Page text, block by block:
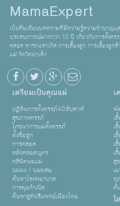
MamaExpert
เป็นทีมเขียนบทความที่มีความรู้ความชำนาญแ
ประสบการณ์มากกว่า 10 ปี เกี่ยวกับการตั้งคร
คลอด ทารกแรกเกิด การเลี้ยงลูก การเลี้ยงลูก
แม่ จิตวิทยาเด็ก
เตรียมเป็นคุณแม่
ปฏิทินการตั้งครรภ์40สัปดาห์
สุขภาพครรภ์
โภชนาการแม่ตั้งครรภ์
ตั้งชื่อลูก
การคลอด
หลังคลอดบุตร
คลินิคนมแม่
นมผง / นมผสม
ค้นหาโรงพยาบาล
การคุมกำเนิด
ค้นหาสูตินรีแพทย์เมืองไทย
พั
เ
เ
เ
เ
เ
สุ
เ
คุ
ค้
ไ